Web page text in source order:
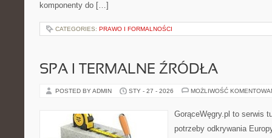
komponenty do […]
CATEGORIES: PRAWO I FORMALNOŚCI
SPA I TERMALNE ŹRÓDŁA
POSTED BY ADMIN STY - 27 - 2026 MOŻLIWOŚĆ
GorąceWęgry.pl to serwis
potrzeby odkrywania